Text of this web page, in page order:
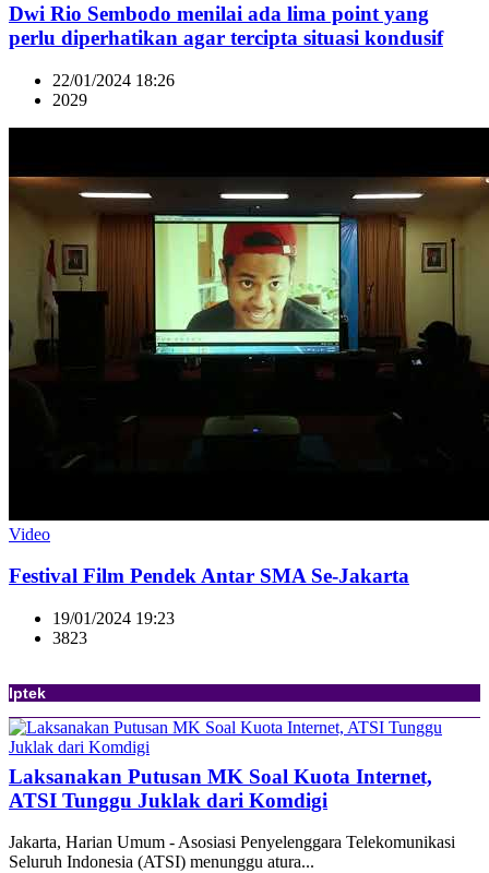
Dwi Rio Sembodo menilai ada lima point yang
perlu diperhatikan agar tercipta situasi kondusif
22/01/2024 18:26
2029
Video
Festival Film Pendek Antar SMA Se-Jakarta
19/01/2024 19:23
3823
Iptek
Laksanakan Putusan MK Soal Kuota Internet,
ATSI Tunggu Juklak dari Komdigi
Jakarta, Harian Umum - Asosiasi Penyelenggara Telekomunikasi
Seluruh Indonesia (ATSI) menunggu atura...